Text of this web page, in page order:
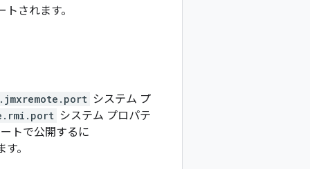
されます。
システム プ
システム プロパテ
トで公開するに
。